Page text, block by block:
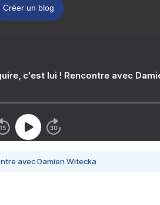
Créer un blog
c'est lui ! Rencontre avec
avec Damien Witecka